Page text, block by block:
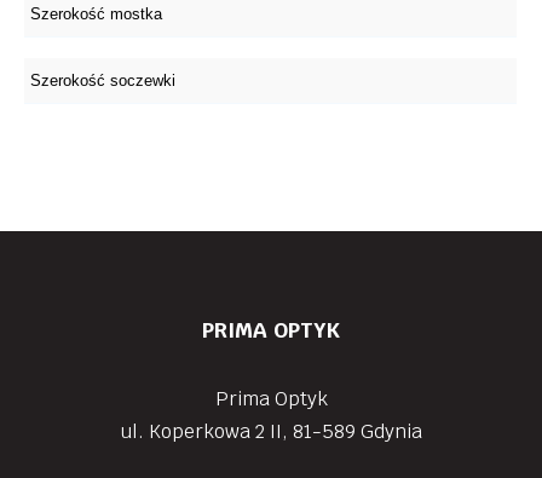
PRIMA OPTYK
Prima Optyk
ul. Koperkowa 2 II, 81-589 Gdynia